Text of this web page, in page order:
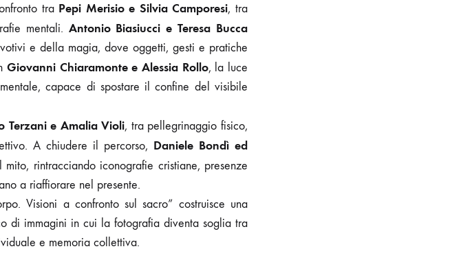
tra Pepi Merisio e Silvia Camporesi, tra
mentali. Antonio Biasiucci e Teresa Bucca
e della magia, dove oggetti, gesti e pratiche
Giovanni Chiaramonte e Alessia Rollo, la luce
capace di spostare il confine del visibile
Terzani e Amalia Violi, tra pellegrinaggio fisico,
A chiudere il percorso, Daniele Bondì ed
rintracciando iconografie cristiane, presenze
a riaffiorare nel presente.
Visioni a confronto sul sacro” costruisce una
di immagini in cui la fotografia diventa soglia tra
e memoria collettiva.